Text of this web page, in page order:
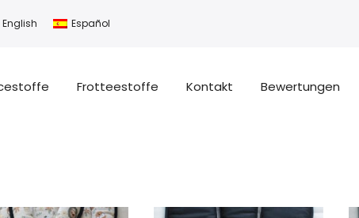
English Español
Frotteestoffe Kontakt Bewertungen